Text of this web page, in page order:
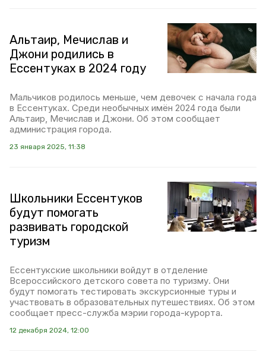
Альтаир, Мечислав и
Джони родились в
Ессентуках в 2024 году
Мальчиков родилось меньше, чем девочек с начала года
в Ессентуках. Среди необычных имён 2024 года были
Альтаир, Мечислав и Джони. Об этом сообщает
администрация города.
23 января 2025, 11:38
Школьники Ессентуков
будут помогать
развивать городской
туризм
Ессентукские школьники войдут в отделение
Всероссийского детского совета по туризму. Они
будут помогать тестировать экскурсионные туры и
участвовать в образовательных путешествиях. Об этом
сообщает пресс-служба мэрии города-курорта.
12 декабря 2024, 12:00